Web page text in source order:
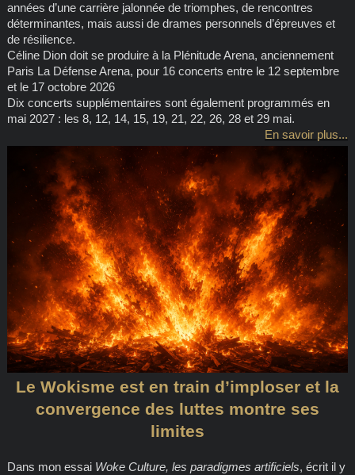
années d’une carrière jalonnée de triomphes, de rencontres
déterminantes, mais aussi de drames personnels d’épreuves et
de résilience.
Céline Dion doit se produire à la Plénitude Arena, anciennement
Paris La Défense Arena, pour 16 concerts entre le 12 septembre
et le 17 octobre 2026
Dix concerts supplémentaires sont également programmés en
mai 2027 : les 8, 12, 14, 15, 19, 21, 22, 26, 28 et 29 mai.
En savoir plus...
Le Wokisme est en train d’imploser et la
convergence des luttes montre ses
limites
Dans mon essai Woke Culture, les paradigmes artificiels, écrit il y